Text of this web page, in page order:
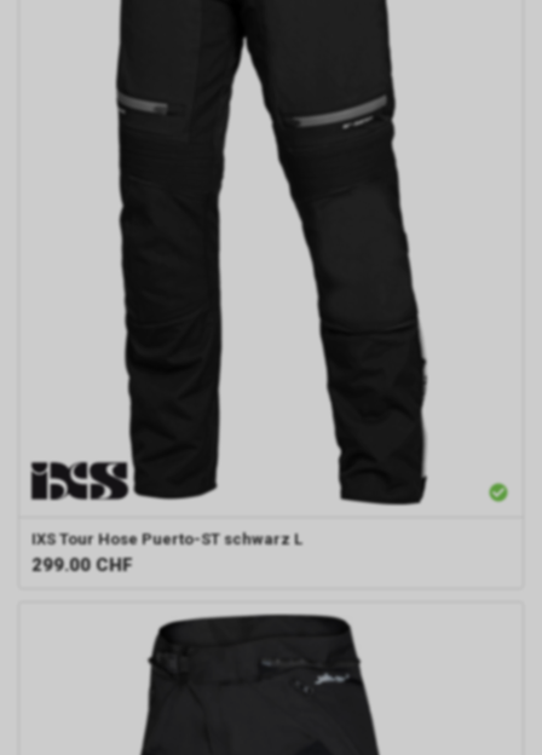
IXS Tour Hose Puerto-ST schwarz L
299.00 CHF